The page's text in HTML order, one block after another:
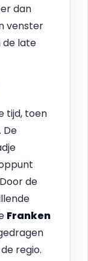
dan
venster
de late
tijd, toen
De
de
Franken
regio.